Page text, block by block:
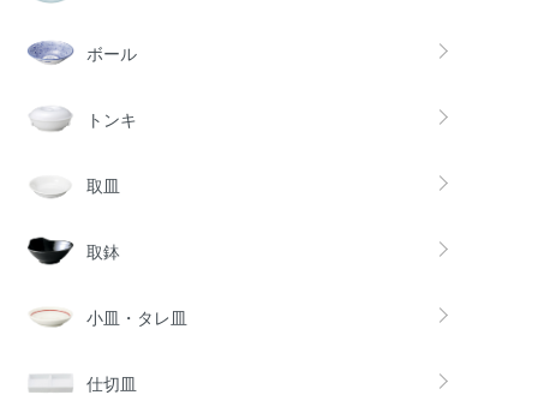
ボール
トンキ
取皿
取鉢
小皿・タレ皿
仕切皿